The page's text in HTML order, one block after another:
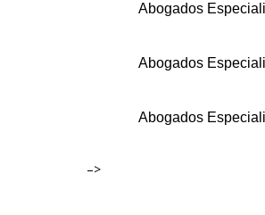
Abogados
Abogados
Abogados
–>